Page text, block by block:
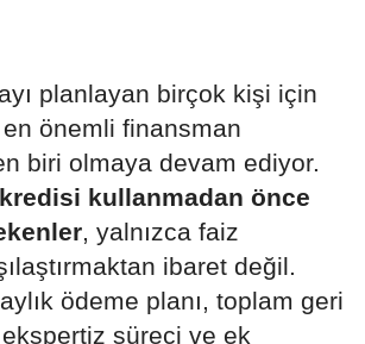
planlayan birçok kişi için
önemli finansman
biri olmaya devam ediyor.
kullanmadan önce
, yalnızca faiz
ibaret değil.
ödeme planı, toplam geri
süreci ve ek